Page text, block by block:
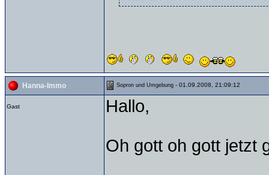
Hanna-Immo Sopron und Umgebung - 01.09.2008, 21:09:12
Gast Hallo,
Oh gott oh gott jetzt